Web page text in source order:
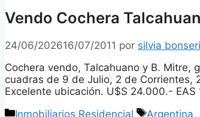
Vendo Cochera
24/06/202616/07/2011 por silvia
Cochera vendo, Talcahuano y B. Mitre,
cuadras de 9 de Julio, 2 de Corrientes,
Excelente ubicación. U$S 24.000.- EAS
Categorías
Inmobiliarios Residencial Etiquetas
Argentina,